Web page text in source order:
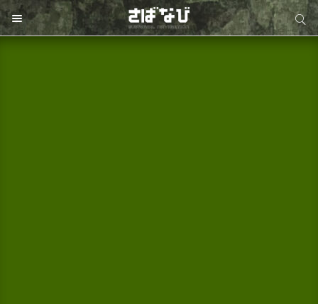
サイト内検索